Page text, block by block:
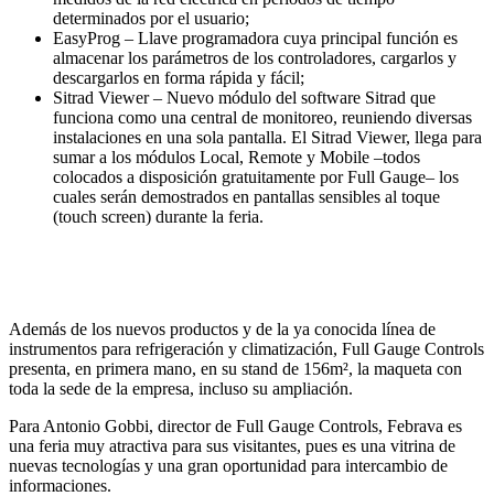
determinados por el usuario;
EasyProg – Llave programadora cuya principal función es
almacenar los parámetros de los controladores, cargarlos y
descargarlos en forma rápida y fácil;
Sitrad Viewer – Nuevo módulo del software Sitrad que
funciona como una central de monitoreo, reuniendo diversas
instalaciones en una sola pantalla. El Sitrad Viewer, llega para
sumar a los módulos Local, Remote y Mobile –todos
colocados a disposición gratuitamente por Full Gauge– los
cuales serán demostrados en pantallas sensibles al toque
(touch screen) durante la feria.
Además de los nuevos productos y de la ya conocida línea de
instrumentos para refrigeración y climatización, Full Gauge Controls
presenta, en primera mano, en su stand de 156m², la maqueta con
toda la sede de la empresa, incluso su ampliación.
Para Antonio Gobbi, director de Full Gauge Controls, Febrava es
una feria muy atractiva para sus visitantes, pues es una vitrina de
nuevas tecnologías y una gran oportunidad para intercambio de
informaciones.